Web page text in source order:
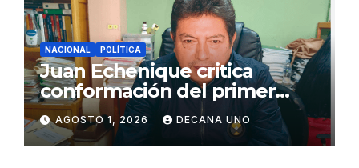
NACIONAL POLÍTICA
Juan Echenique critica
conformación del primer
gabinete ministerial de Keiko
Fujimori
AGOSTO 1, 2026 DECANA UNO